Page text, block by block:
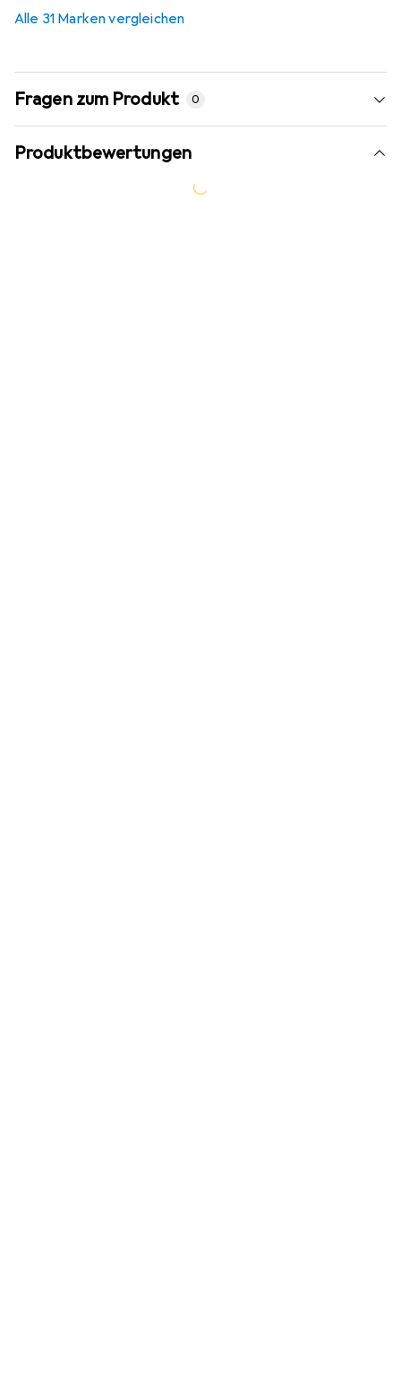
Alle 31 Marken vergleichen
Fragen zum Produkt 0
Produktbewertungen